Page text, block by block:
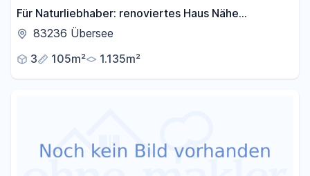
Für Naturliebhaber: renoviertes Haus Nähe
Chiemsee, fast Alleinlage + Bergblick
83236 Übersee
3
105m² 1.135m²